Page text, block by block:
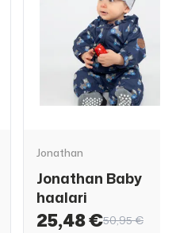
Jonathan
Jonathan Baby
haalari
25,48 €50,95 €